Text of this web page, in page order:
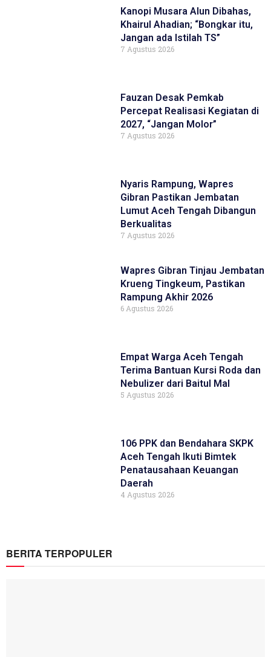
Kanopi Musara Alun Dibahas,
Khairul Ahadian; “Bongkar itu,
Jangan ada Istilah TS”
7 Agustus 2026
Fauzan Desak Pemkab
Percepat Realisasi Kegiatan di
2027, “Jangan Molor”
7 Agustus 2026
Nyaris Rampung, Wapres
Gibran Pastikan Jembatan
Lumut Aceh Tengah Dibangun
Berkualitas
7 Agustus 2026
Wapres Gibran Tinjau Jembatan
Krueng Tingkeum, Pastikan
Rampung Akhir 2026
6 Agustus 2026
Empat Warga Aceh Tengah
Terima Bantuan Kursi Roda dan
Nebulizer dari Baitul Mal
5 Agustus 2026
106 PPK dan Bendahara SKPK
Aceh Tengah Ikuti Bimtek
Penatausahaan Keuangan
Daerah
4 Agustus 2026
BERITA TERPOPULER